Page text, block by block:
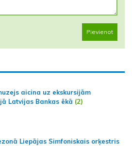
Pievienot
aicina uz ekskursijām
Latvijas Bankas ēkā (2)
Liepājas Simfoniskais orķestris